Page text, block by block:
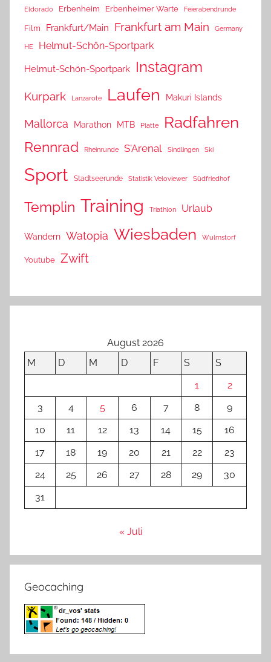
Eldorado Erbenheim Erbenheimer Warte Feierabendrunde
Film Frankfurt/Main Frankfurt am Main Germany
HE Helmut-Schön-Sportpark
Helmut-Schön-Sportpark Instagram
Kurpark Lanzarote Laufen Makuri Islands
Mallorca Marathon MTB Platte Radfahren
Rennrad Rheinrunde S'Arenal Sindlingen Ski
Sport Stadtseerunde Statistik Veloviewer Südfriedhof
Templin Training Triathlon Urlaub
Wandern Watopia Wiesbaden Wulmstorf
Youtube Zwift
August 2026
M
D M D F S
S
1
2
3
4 5 6 7 8
9
10
11 12 13 14 15
16
17
18 19 20 21 22
23
24
25 26 27 28 29
30
31
« Juli
Geocaching